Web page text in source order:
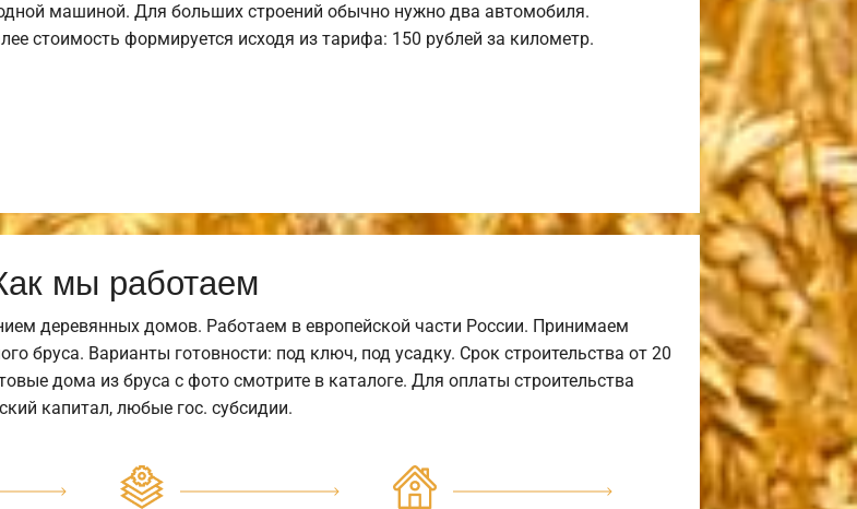
машиной. Для больших строений обычно нужно два автомобиля.
стоимость формируется исходя из тарифа: 150 рублей за километр.
мы работаем
деревянных домов. Работаем в европейской части России. Принимаем
бруса. Варианты готовности: под ключ, под усадку. Срок строительства от 20
дома из бруса с фото смотрите в каталоге. Для оплаты строительства
капитал, любые гос. субсидии.